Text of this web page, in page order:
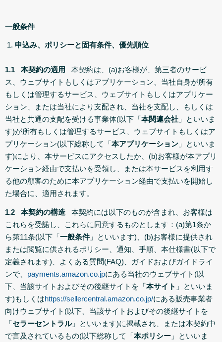
一般条件
申込み、ポリシーと固有条件、優先順位
1.1 本契約の適用 本契約は、(a)お客様が、第三者のサービ
ス、ウェブサイトもしくはアプリケーション、当社自身が所有
もしくは管理するサービス、ウェブサイトもしくはアプリケー
ション、または当社により支配され、当社を支配し、もしくは
当社と共通の支配を受ける事業体(以下「本関連会社 」といいま
す)が所有もしくは管理するサービス、ウェブサイトもしくはア
プリケーション(以下総称して「本アプリケーション 」といいま
す)により、本サービスにアクセスしたか、(b)お客様が本アプリ
ケーション経由で支払いを受領し、または本サービスを利用す
る他の顧客のために本アプリケーション経由で支払いを開始し
た場合に、適用されます。
1.2 本契約の構造 本契約には以下のものが含まれ、お客様は
これらを受諾し、これらに同意するものとします：(a)第1条か
ら第11条(以下「一般条件」といいます)、(b)お客様に提供され
または閲覧に供されるポリシー、通知、手順、本仕様書(以下で
定義されます)、よくある質問(FAQ)、ガイドおよびガイドライ
ンで、 payments.amazon.co.jpにある当社のウェブサイト(以
下、当該サイトおよびその後継サイトを「本サイト 」といいま
す)もしくはhttps://sellercentral.amazon.co.jp/にある販売事業者
向けウェブサイト(以下、当該サイトおよびその後継サイトを
「セラーセントラル」といいます)に掲載され、または本契約中
で言及されているもの(以下総称して「本ポリシー 」といいま